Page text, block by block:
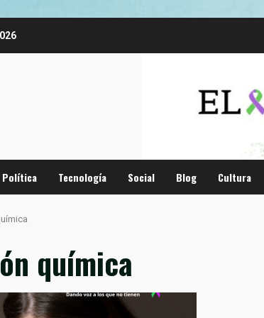
Política Tecnología Social Blog Cultura
química